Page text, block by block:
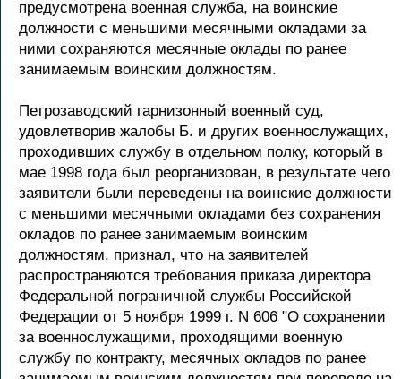
предусмотрена военная служба, на воинские
должности с меньшими месячными окладами за
ними сохраняются месячные оклады по ранее
занимаемым воинским должностям.
Петрозаводский гарнизонный военный суд,
удовлетворив жалобы Б. и других военнослужащих,
проходивших службу в отдельном полку, который в
мае 1998 года был реорганизован, в результате чего
заявители были переведены на воинские должности
с меньшими месячными окладами без сохранения
окладов по ранее занимаемым воинским
должностям, признал, что на заявителей
распространяются требования приказа директора
Федеральной пограничной службы Российской
Федерации от 5 ноября 1999 г. N 606 "О сохранении
за военнослужащими, проходящими военную
службу по контракту, месячных окладов по ранее